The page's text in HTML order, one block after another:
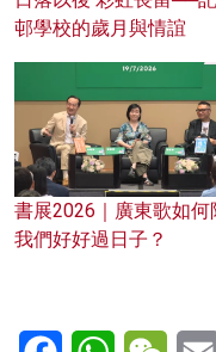
邨學校的歲月與情誼
書展2026｜廣東歌如何
我們好好過日子？
FacebookWhatsApp